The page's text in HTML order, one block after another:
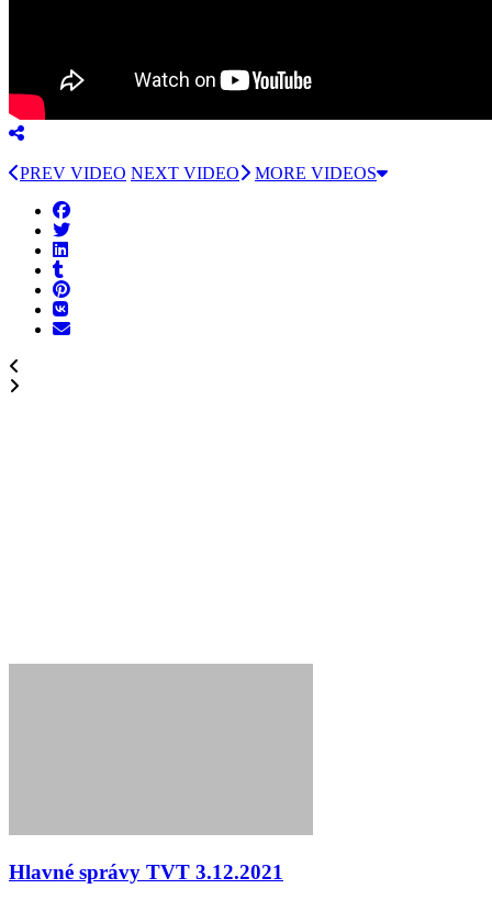
PREV VIDEO NEXT VIDEO MORE VIDEOS
Hlavné správy TVT 3.12.2021